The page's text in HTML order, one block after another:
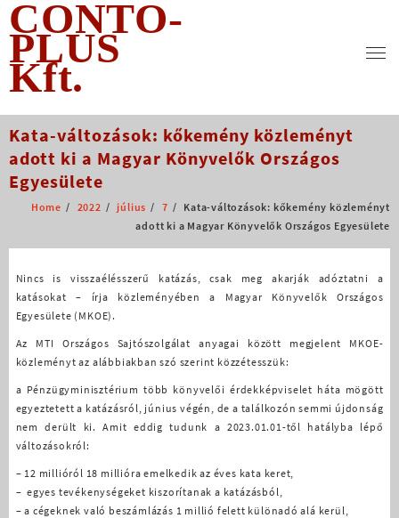
Skip
content
CONTO-
PLUS
Kft.
Kata-változások: kőkemény közleményt
adott ki a Magyar Könyvelők Országos
Egyesülete
Home 2022 július 7
Kata-változások: kőkemény közleményt
adott ki a Magyar Könyvelők Országos Egyesülete
Nincs is visszaélésszerű katázás, csak meg akarják adóztatni a
katásokat – írja közleményében a Magyar Könyvelők Országos
Egyesülete (MKOE).
Az MTI Országos Sajtószolgálat anyagai között megjelent MKOE-
közleményt az alábbiakban szó szerint közzétesszük:
a Pénzügyminisztérium több könyvelői érdekképviselet háta mögött
egyeztetett a katázásról, június végén, de a találkozón semmi újdonság
nem derült ki. Amit eddig tudunk a 2023.01.01-től hatályba lépő
változásokról:
– 12 millióról 18 millióra emelkedik az éves kata keret,
– egyes tevékenységeket kiszorítanak a katázásból,
– a cégeknek való beszámlázás 1 millió felett különadó alá kerül,